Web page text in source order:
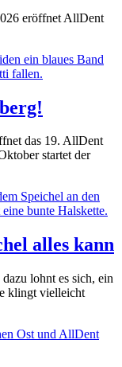
eröffnet AllDent
das 19. AllDent
startet der
alles kann
lohnt es sich, ein
klingt vielleicht